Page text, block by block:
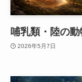
哺乳類・陸の
2026年5月7日